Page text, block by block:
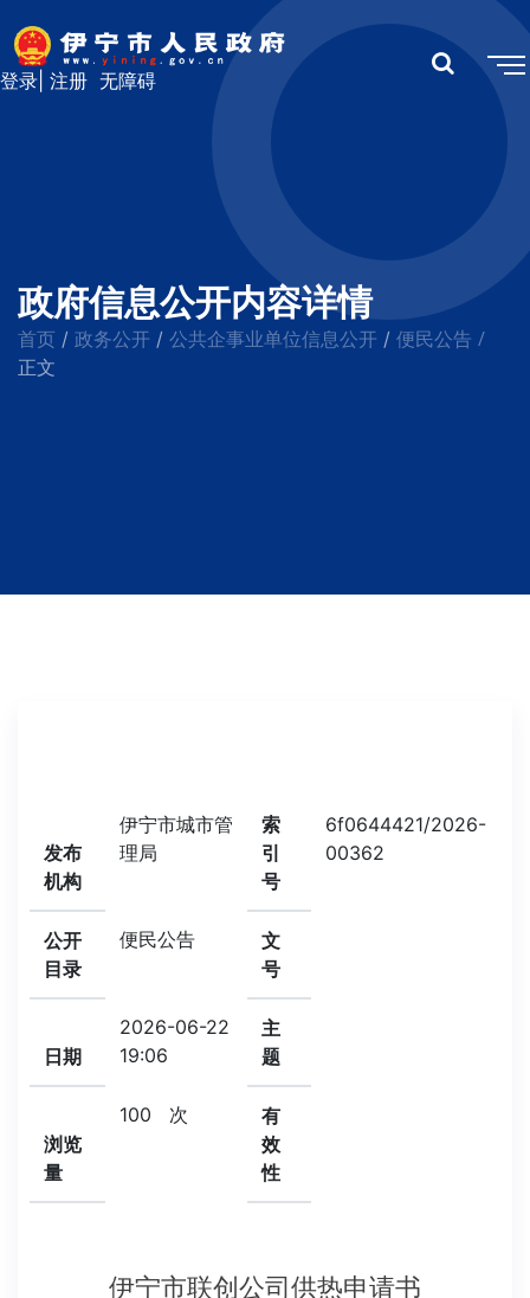
无障碍
登录 注册
政府信息公开内容详情
首页 / 政务公开 / 公共企事业单位信息公开 / 便民公告 /
正文
发布
机构
伊宁市城市管
理局
索
引
号
6f0644421/2026-
00362
公开
目录
便民公告
文
号
日期
2026-06-22
19:06
主
题
浏览
量
100 次
有
效
性
伊宁市联创公司供热申请书